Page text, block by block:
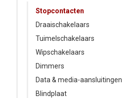
Stopcontacten
Draaischakelaars
Tuimelschakelaars
Wipschakelaars
Dimmers
Data & media-aansluitingen
Blindplaat